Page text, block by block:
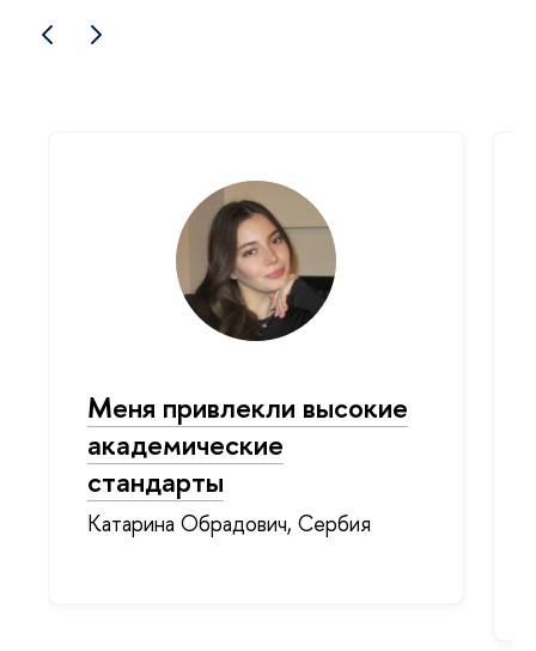
Меня привлекли высокие
академические
стандарты
Катарина Обрадович, Сербия